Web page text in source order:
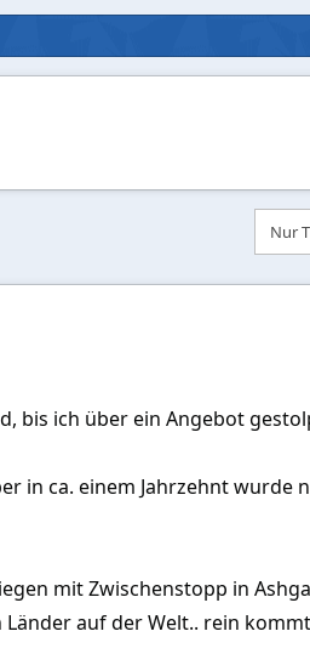
Nur
bis ich über ein Angebot
in ca. einem Jahrzehnt wurde
mit Zwischenstopp in
auf der Welt.. rein